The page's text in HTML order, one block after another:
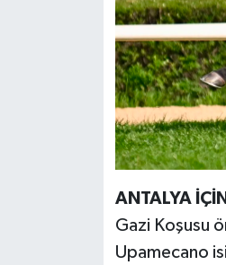
ANTALYA
Gazi Koşusu
Upamecano